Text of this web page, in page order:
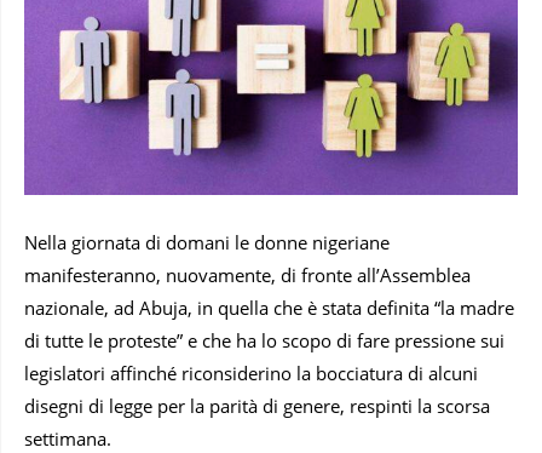
Nella giornata di domani le donne nigeriane
manifesteranno, nuovamente, di fronte all’Assemblea
nazionale, ad Abuja, in quella che è stata definita “la madre
di tutte le proteste” e che ha lo scopo di fare pressione sui
legislatori affinché riconsiderino la bocciatura di alcuni
disegni di legge per la parità di genere, respinti la scorsa
settimana.